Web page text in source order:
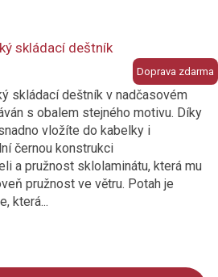
Doprava zdarma
skládací deštník
skládací deštník v nadčasovém
s obalem stejného motivu. Díky
vložíte do kabelky i
černou konstrukci
a pružnost sklolaminátu, která mu
pružnost ve větru. Potah je
která...